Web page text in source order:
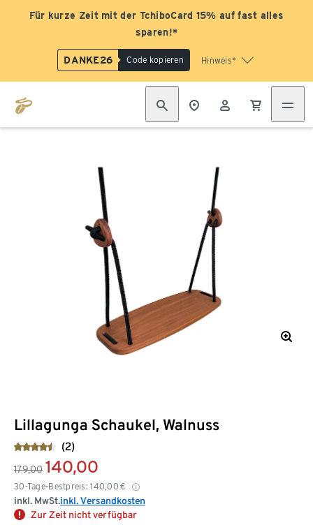
Für kurze Zeit mit der TchiboCard 15% auf fast alles
sparen!*
DANKE26 Code kopieren Hinweis*
Lillagunga Schaukel, Walnuss
(2)
179,00 140,00
30-Tage-Bestpreis: 140,00 €
inkl. MwSt.inkl. Versandkosten
Zur Zeit nicht verfügbar